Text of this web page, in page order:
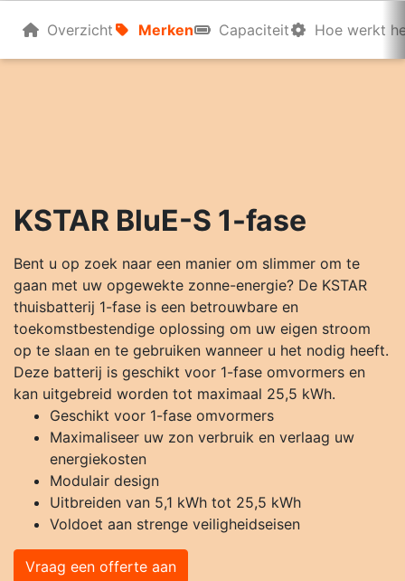
Overzicht Merken Capaciteit Hoe werkt
KSTAR BluE-S 1-fase
Bent u op zoek naar een manier om slimmer om te
gaan met uw opgewekte zonne-energie? De KSTAR
thuisbatterij 1-fase is een betrouwbare en
toekomstbestendige oplossing om uw eigen stroom
op te slaan en te gebruiken wanneer u het nodig heeft.
Deze batterij is geschikt voor 1-fase omvormers en
kan uitgebreid worden tot maximaal 25,5 kWh.
Geschikt voor 1-fase omvormers
Maximaliseer uw zon verbruik en verlaag uw
energiekosten
Modulair design
Uitbreiden van 5,1 kWh tot 25,5 kWh
Voldoet aan strenge veiligheidseisen
Vraag een offerte aan